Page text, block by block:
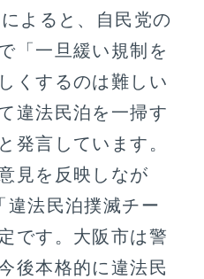
よると、自民党の
「一旦緩い規制を
くするのは難しい
違法民泊を一掃す
発言しています。
見を反映しなが
違法民泊撲滅チー
です。大阪市は警
後本格的に違法民